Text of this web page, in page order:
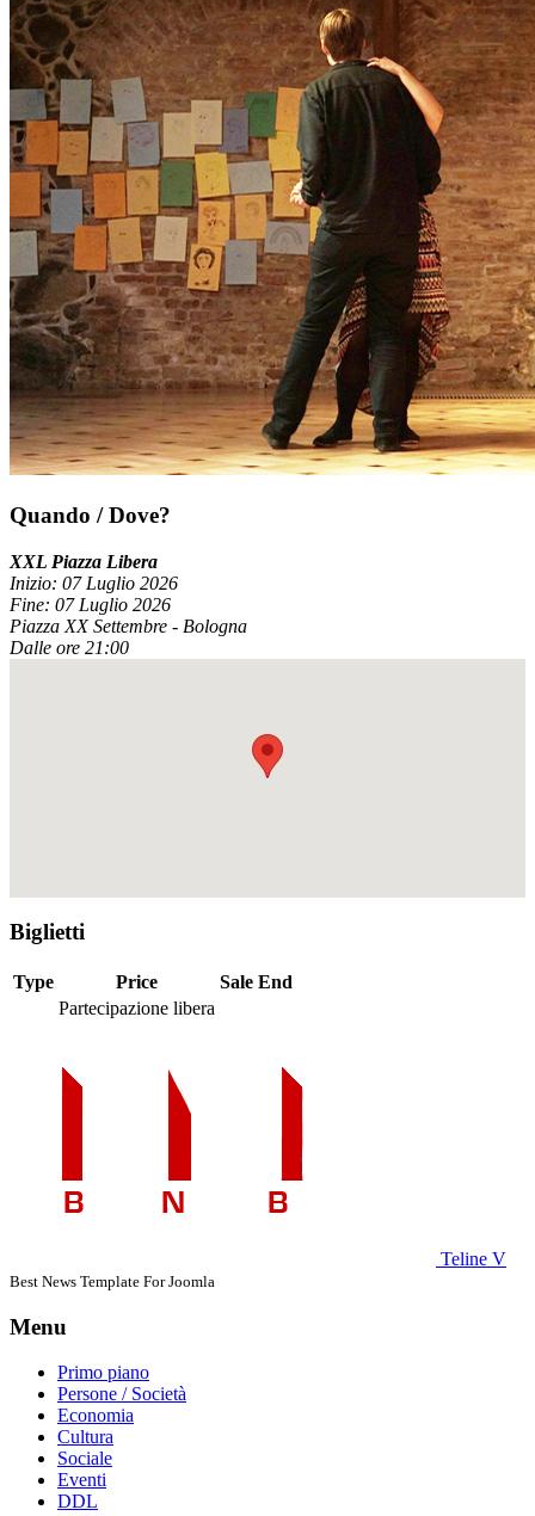
Quando / Dove?
XXL Piazza Libera
Inizio: 07 Luglio 2026
Fine: 07 Luglio 2026
Piazza XX Settembre - Bologna
Dalle ore 21:00
Biglietti
Type Price
Sale End
Partecipazione libera
Teline V
Best News Template For Joomla
Menu
Primo piano
Persone / Società
Economia
Cultura
Sociale
Eventi
DDL